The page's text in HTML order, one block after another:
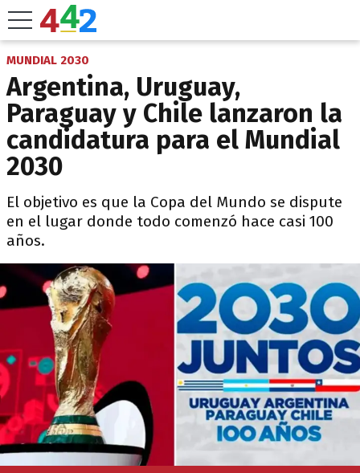
MUNDIAL 2030
Argentina, Uruguay,
Paraguay y Chile lanzaron la
candidatura para el Mundial
2030
El objetivo es que la Copa del Mundo se dispute
en el lugar donde todo comenzó hace casi 100
años.